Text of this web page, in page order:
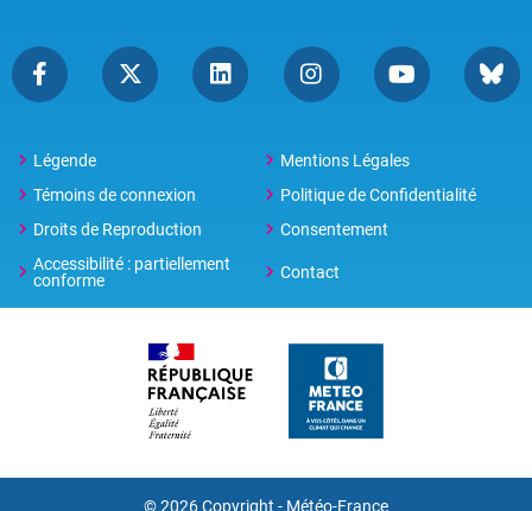
Légende
Mentions Légales
Témoins de connexion
Politique de Confidentialité
Droits de Reproduction
Consentement
Accessibilité : partiellement
conforme
Contact
© 2026 Copyright - Météo-France